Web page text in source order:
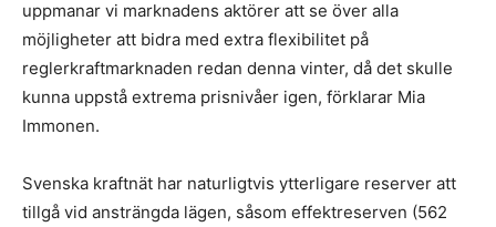
uppmanar vi marknadens aktörer att se över alla
möjligheter att bidra med extra flexibilitet på
reglerkraftmarknaden redan denna vinter, då det skulle
kunna uppstå extrema prisnivåer igen, förklarar Mia
Immonen.
Svenska kraftnät har naturligtvis ytterligare reserver att
tillgå vid ansträngda lägen, såsom effektreserven (562